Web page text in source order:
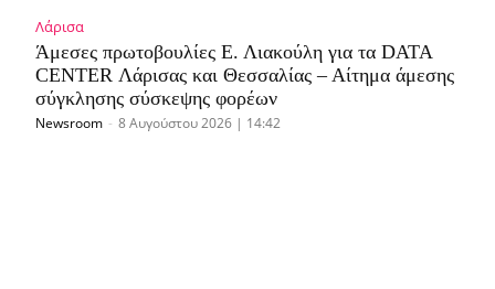
Λάρισα
Άμεσες πρωτοβουλίες Ε. Λιακούλη για τα DATA
CENTER Λάρισας και Θεσσαλίας – Αίτημα άμεσης
σύγκλησης σύσκεψης φορέων
Newsroom - 8 Αυγούστου 2026 | 14:42